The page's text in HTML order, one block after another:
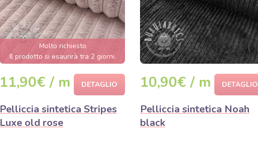
Molto richiesto
Il prodotto si esaurirà tra 2 giorni.
11,90€ / m DETAGLIO
Pelliccia sintetica Stripes
Luxe old rose
10,90€ / m DETAGLIO
Pelliccia sintetica Noah
black